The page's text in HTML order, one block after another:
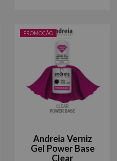
PROMOÇÃO
Andreia Verniz
Gel Power Base
Clear